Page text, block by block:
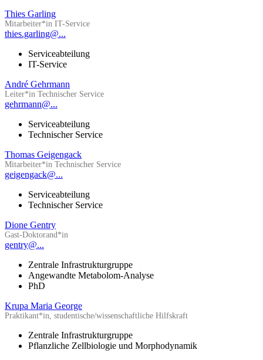
Thies Garling
Mitarbeiter*in IT-Service
thies.garling@...
Serviceabteilung
IT-Service
André Gehrmann
Leiter*in Technischer Service
gehrmann@...
Serviceabteilung
Technischer Service
Thomas Geigengack
Mitarbeiter*in Technischer Service
geigengack@...
Serviceabteilung
Technischer Service
Dione Gentry
Gast-Doktorand*in
gentry@...
Zentrale Infrastrukturgruppe
Angewandte Metabolom-Analyse
PhD
Krupa Maria George
Praktikant*in, studentische/wissenschaftliche Hilfskraft
Zentrale Infrastrukturgruppe
Pflanzliche Zellbiologie und Morphodynamik